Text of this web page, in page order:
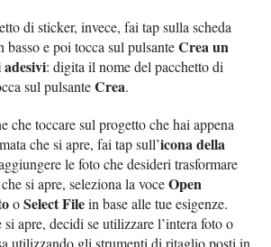
di sticker, invece, fai tap sulla scheda
basso e poi tocca sul pulsanteCrea un
: digita il nome del pacchetto di
sul pulsanteCrea.
che toccare sul progetto che hai appena
che si apre, fai tap sull’icona della
le foto che desideri trasformare
si apre, seleziona la voceOpen
oSelect Filein base alle tue esigenze.
si apre, decidi se utilizzare l’intera foto o
utilizzando gli strumenti di ritaglio posti in